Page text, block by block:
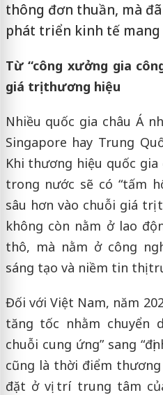
thông đơn thuần, mà
phát triển kinh tế mang
Từ “công xưởng gia
giá trị thương hiệu
Nhiều quốc gia châu Á
Singapore hay Trung
Khi thương hiệu quốc
trong nước sẽ có “tấm
sâu hơn vào chuỗi giá trị
không còn nằm ở lao
thô, mà nằm ở công
sáng tạo và niềm tin thị
Đối với Việt Nam, năm
tăng tốc nhằm chuyển
chuỗi cung ứng” sang
cũng là thời điểm
đặt ở vị trí trung tâm